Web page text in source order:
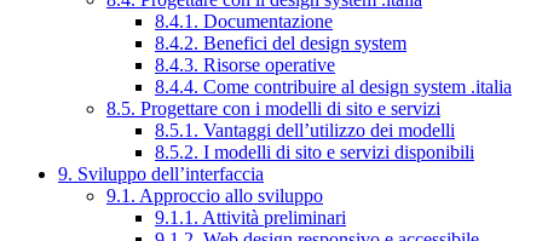
8.4.1. Documentazione
8.4.2. Benefici del design system
8.4.3. Risorse operative
8.4.4. Come contribuire al design system .italia
8.5. Progettare con i modelli di sito e servizi
8.5.1. Vantaggi dell’utilizzo dei modelli
8.5.2. I modelli di sito e servizi disponibili
9. Sviluppo dell’interfaccia
9.1. Approccio allo sviluppo
9.1.1. Attività preliminari